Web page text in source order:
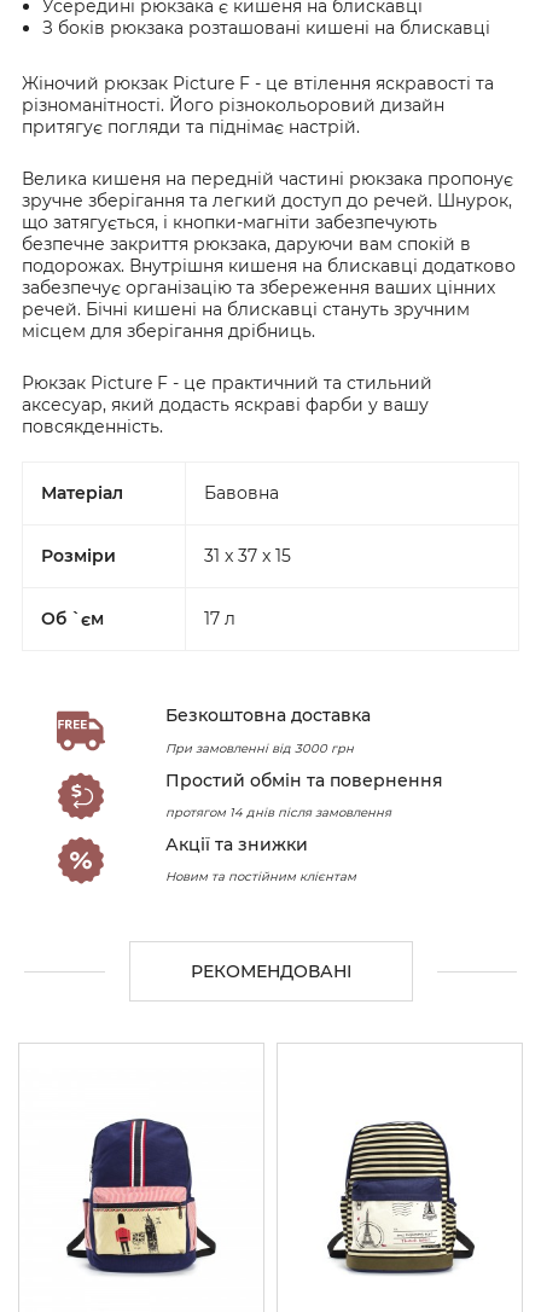
Усередині рюкзака є кишеня на блискавці
З боків рюкзака розташовані кишені на блискавці
Жіночий рюкзак Picture F - це втілення яскравості та
різноманітності. Його різнокольоровий дизайн
притягує погляди та піднімає настрій.
Велика кишеня на передній частині рюкзака пропонує
зручне зберігання та легкий доступ до речей. Шнурок,
що затягується, і кнопки-магніти забезпечують
безпечне закриття рюкзака, даруючи вам спокій в
подорожах. Внутрішня кишеня на блискавці додатково
забезпечує організацію та збереження ваших цінних
речей. Бічні кишені на блискавці стануть зручним
місцем для зберігання дрібниць.
Рюкзак Picture F - це практичний та стильний
аксесуар, який додасть яскраві фарби у вашу
повсякденність.
Матеріал Бавовна
Розміри 31 x 37 x 15
Об `єм 17 л
Безкоштовна доставка
При замовленні від 3000 грн
Простий обмін та повернення
протягом 14 днів після замовлення
Акції та знижки
Новим та постійним клієнтам
РЕКОМЕНДОВАНІ